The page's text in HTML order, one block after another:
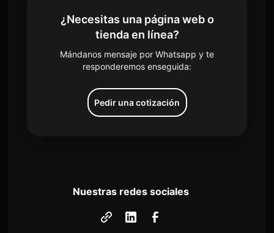
¿Necesitas una página web o
tienda en línea?
Mándanos mensaje por Whatsapp y te
responderemos enseguida:
Pedir una cotización
Nuestras redes sociales